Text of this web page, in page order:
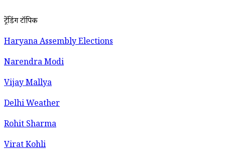
ट्रेंडिंग टॉपिक
Haryana Assembly Elections
Narendra Modi
Vijay Mallya
Delhi Weather
Rohit Sharma
Virat Kohli